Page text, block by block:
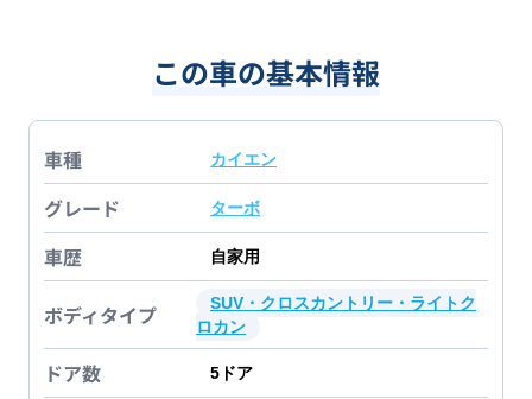
この車の基本情報
車種 カイエン
グレード ターボ
車歴 自家用
ボディタイプ
SUV・クロスカントリー・ライトク
ロカン
ドア数 5 ドア